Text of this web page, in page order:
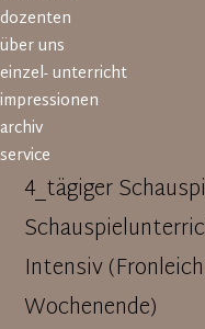
dozenten
über uns
einzel- unterricht
impressionen
archiv
service
4_tägiger
Intensiv
Wochenende)